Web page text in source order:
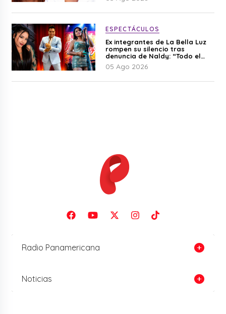
ESPECTÁCULOS
Ex integrantes de La Bella Luz
rompen su silencio tras
denuncia de Naldy: “Todo el
mundo lo sabía”
05 Ago 2026
Radio Panamericana
Noticias